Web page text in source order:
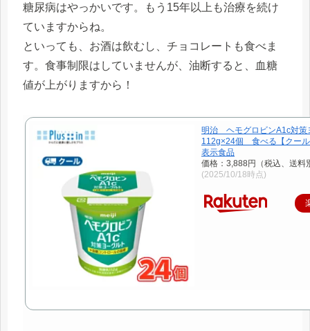
糖尿病はやっかいです。もう15年以上も治療を続け
ていますからね。
といっても、お酒は飲むし、チョコレートも食べま
す。食事制限はしていませんが、油断すると、血糖
値が上がりますから！
明治 ヘモグロビンA1c対策
112g×24個 食べる【クー
表示食品
価格：3,888円（税込、送料
(2025/10/18時点)